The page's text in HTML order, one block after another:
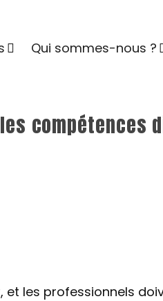
Qui sommes-nous ?
et les professionnels